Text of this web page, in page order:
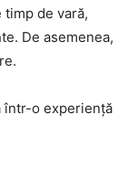
timp de vară,
De asemenea,
într-o experiență